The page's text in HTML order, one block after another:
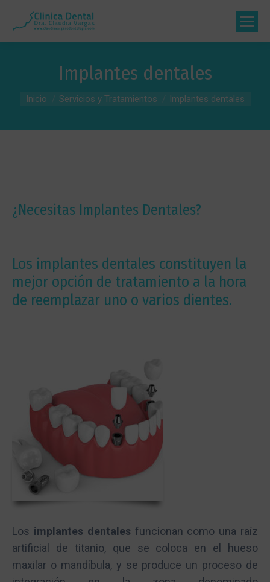
Implantes dentales
Estás aquí:
Inicio Servicios y Tratamientos Implantes dentales
¿Necesitas Implantes Dentales?
Los implantes dentales constituyen la
mejor opción de tratamiento a la hora
de reemplazar uno o varios dientes.
Los implantes dentales funcionan como una raíz
artificial de titanio, que se coloca en el hueso
maxilar o mandíbula, y se produce un proceso de